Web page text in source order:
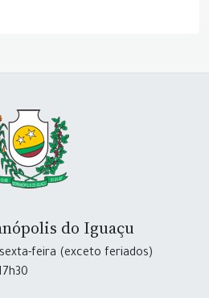
do Iguaçu
sexta-feira (exceto feriados)